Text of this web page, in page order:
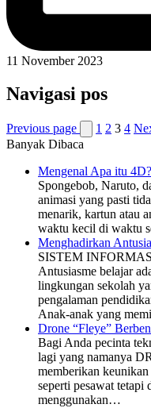
11 November 2023
Navigasi pos
Previous page 1 2 3 4
Banyak Dibaca
Mengenal Apa itu 4D?
Spongebob, Naruto,
animasi yang pasti
menarik, kartun atau
waktu kecil di waktu
Menghadirkan
SISTEM
Antusiasme belajar
lingkungan sekolah
pengalaman
Anak-anak yang
Drone “Fleye”
Bagi Anda pecinta
lagi yang namanya
memberikan
seperti pesawat tetapi
menggunakan…